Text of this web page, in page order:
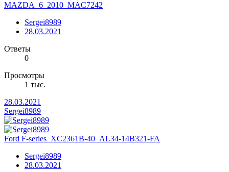
MAZDA_6_2010_MAC7242
Sergei8989
28.03.2021
Ответы
0
Просмотры
1 тыс.
28.03.2021
Sergei8989
Ford F-series_XC2361B-40_AL34-14B321-FA
Sergei8989
28.03.2021